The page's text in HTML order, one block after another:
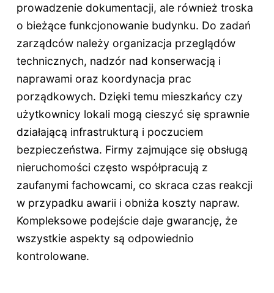
prowadzenie dokumentacji, ale również troska
o bieżące funkcjonowanie budynku. Do zadań
zarządców należy organizacja przeglądów
technicznych, nadzór nad konserwacją i
naprawami oraz koordynacja prac
porządkowych. Dzięki temu mieszkańcy czy
użytkownicy lokali mogą cieszyć się sprawnie
działającą infrastrukturą i poczuciem
bezpieczeństwa. Firmy zajmujące się obsługą
nieruchomości często współpracują z
zaufanymi fachowcami, co skraca czas reakcji
w przypadku awarii i obniża koszty napraw.
Kompleksowe podejście daje gwarancję, że
wszystkie aspekty są odpowiednio
kontrolowane.